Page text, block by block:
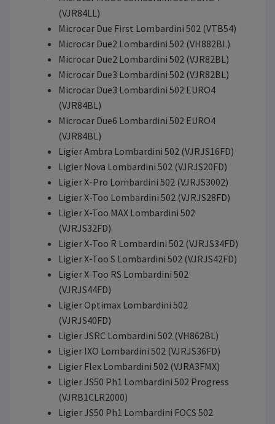
(VJR84LL)
Microcar Due First Lombardini 502 (VTB54)
Microcar Due2 Lombardini 502 (VH882BL)
Microcar Due2 Lombardini 502 (VJR82BL)
Microcar Due3 Lombardini 502 (VJR82BL)
Microcar Due3 Lombardini 502 EURO4
(VJR84BL)
Microcar Due6 Lombardini 502 EURO4
(VJR84BL)
Ligier Ambra Lombardini 502 (VJRJS16FD)
Ligier Nova Lombardini 502 (VJRJS20FD)
Ligier X-Pro Lombardini 502 (VJRJS3002)
Ligier X-Too Lombardini 502 (VJRJS28FD)
Ligier X-Too MAX Lombardini 502
(VJRJS32FD)
Ligier X-Too R Lombardini 502 (VJRJS34FD)
Ligier X-Too S Lombardini 502 (VJRJS42FD)
Ligier X-Too RS Lombardini 502
(VJRJS44FD)
Ligier Optimax Lombardini 502
(VJRJS40FD)
Ligier JSRC Lombardini 502 (VH862BL)
Ligier IXO Lombardini 502 (VJRJS36FD)
Ligier Flex Lombardini 502 (VJRA3FMX)
Ligier JS50 Ph1 Lombardini 502 Progress
(VJRB1CLR2000)
Ligier JS50 Ph1 Lombardini FOCS 502